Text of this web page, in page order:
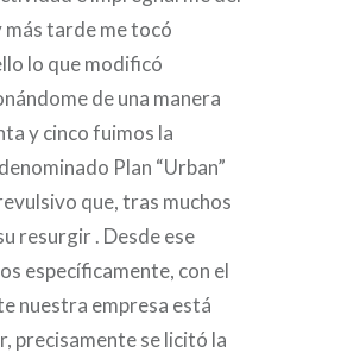
tarde me tocó
lo que modificó
de una manera
y cinco fuimos la
Plan “Urban”
que, tras muchos
resurgir . Desde ese
específicamente, con el
nuestra empresa está
precisamente se licitó la